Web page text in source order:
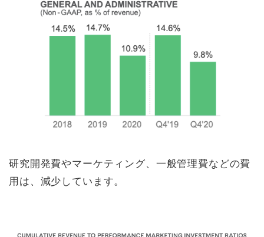
研究開発費やマーケティング、一般管理費などの費
用は、減少しています。